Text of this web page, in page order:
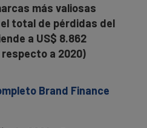
más valiosas
total de pérdidas del
a US$ 8.862
respecto a 2020)
Brand Finance